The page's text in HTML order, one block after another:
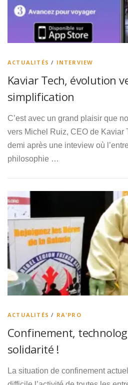
ACTUALITÉS / INTERVIEW
Kaviar Tech, évolution
simplification
C’est avec un grand plaisir que
vers Michel Ruiz, CEO de Kaviar
demi après une inteview où
philosophie …
ACTUALITÉS / RA'PRO
Confinement,
solidarité !
La situation de confinement